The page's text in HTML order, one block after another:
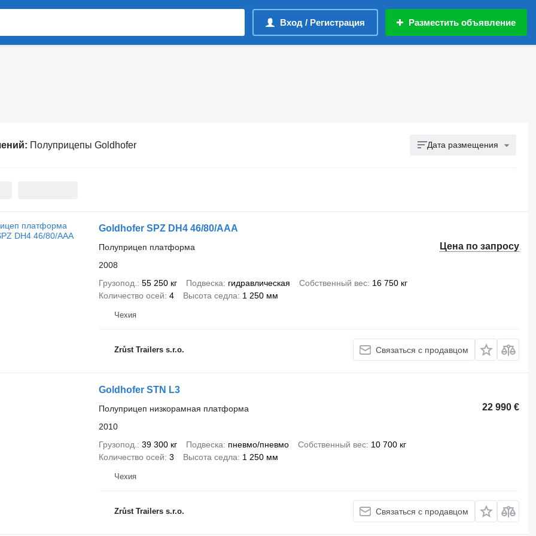
Вход / Регистрация Разместить объявление
Полуприцепы Goldhofer Дата размещения
Goldhofer SPZ DH4 46/80/AAA
Цена по запросу
Полуприцеп платформа
2008
Грузопод.
55 250 кг Подвеска гидравлическая Собственный вес 16 750 кг
Количество осей 4 Высота седла 1 250 мм
Чехия
Zrůst Trailers s.r.o. Связаться с продавцом
Goldhofer STN L3
22 990 €
Полуприцеп низкорамная платформа
2010
Грузопод.
39 300 кг Подвеска пневмо/пневмо Собственный вес 10 700 кг
Количество осей 3 Высота седла 1 250 мм
Чехия
Zrůst Trailers s.r.o. Связаться с продавцом